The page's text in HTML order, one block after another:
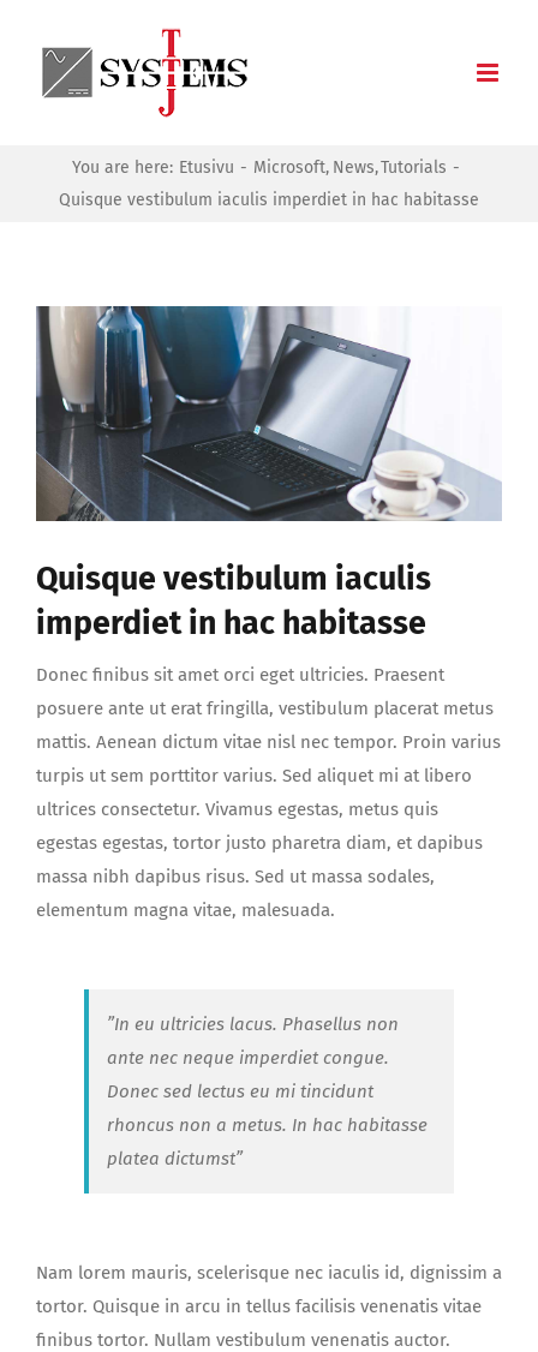
content
You are here: Etusivu Microsoft News Tutorials
Quisque vestibulum iaculis imperdiet in hac habitasse
Katso
kuvaa
isompana
Quisque vestibulum iaculis
imperdiet in hac habitasse
Donec finibus sit amet orci eget ultricies. Praesent
posuere ante ut erat fringilla, vestibulum placerat metus
mattis. Aenean dictum vitae nisl nec tempor. Proin varius
turpis ut sem porttitor varius. Sed aliquet mi at libero
ultrices consectetur. Vivamus egestas, metus quis
egestas egestas, tortor justo pharetra diam, et dapibus
massa nibh dapibus risus. Sed ut massa sodales,
elementum magna vitae, malesuada.
”In eu ultricies lacus. Phasellus non
ante nec neque imperdiet congue.
Donec sed lectus eu mi tincidunt
rhoncus non a metus. In hac habitasse
platea dictumst”
Nam lorem mauris, scelerisque nec iaculis id, dignissim a
tortor. Quisque in arcu in tellus facilisis venenatis vitae
finibus tortor. Nullam vestibulum venenatis auctor.